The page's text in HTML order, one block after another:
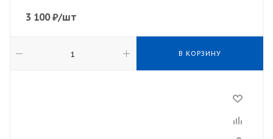
3 100₽/шт
В КОРЗИНУ